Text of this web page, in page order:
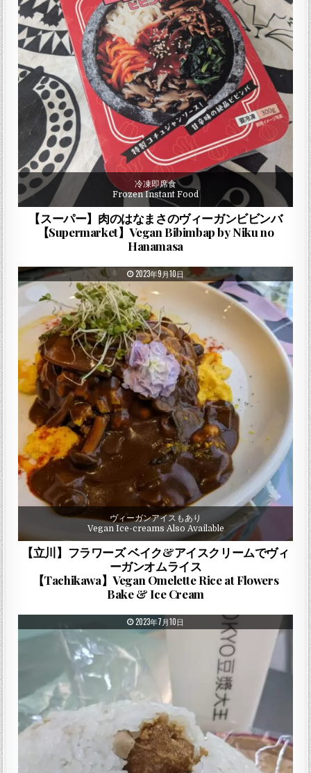
冷凍即席食
Frozen Instant Food
【スーパー】肉のはなまさのヴィーガンビビンバ
【Supermarket】Vegan Bibimbap by Niku no
Hanamasa
PUBLISHED DATE:
2023年9月10日
ヴィーガンアイスもあり
Vegan Ice-creams Also Available
【立川】フラワーズ ベイク&アイスクリームでヴィ
ーガンオムライス
【Tachikawa】Vegan Omelette Rice at Flowers
Bake & Ice Cream
PUBLISHED DATE:
2023年7月10日